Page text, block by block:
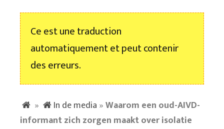
Nieuwsbrief
Ce est une traduction
automatiquement et peut contenir
des erreurs.
» In de media »Waarom een oud-AIVD-
informant zich zorgen maakt over isolatie